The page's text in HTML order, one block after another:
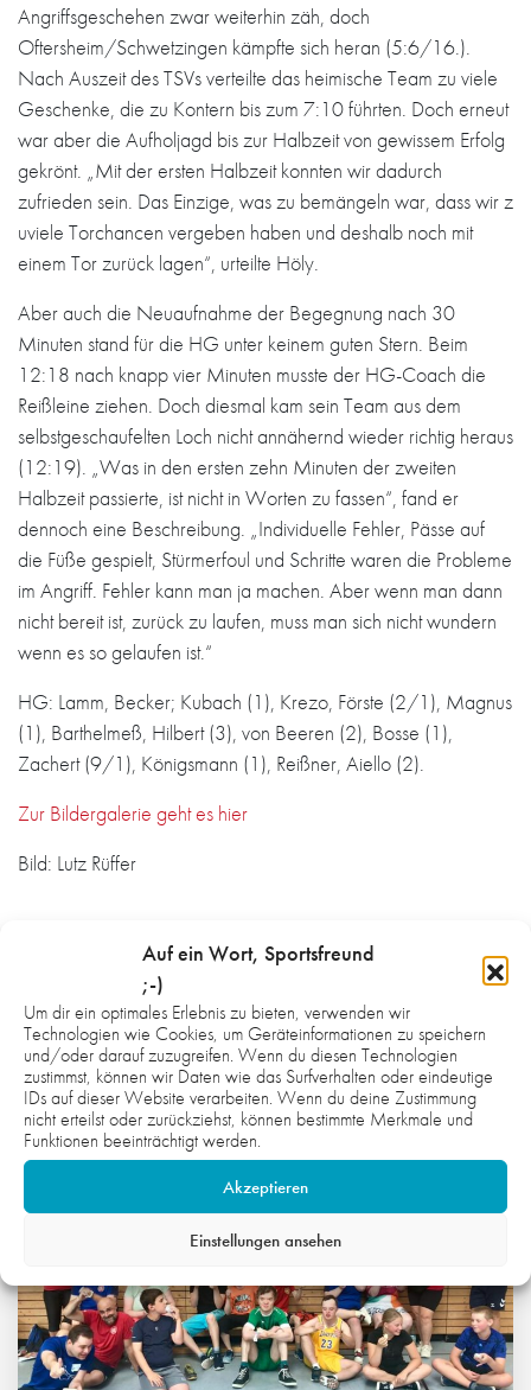
Auf ein Wort, Sportsfreund
;-)
Um dir ein optimales Erlebnis zu bieten, verwenden wir
Technologien wie Cookies, um Geräteinformationen zu speichern
und/oder darauf zuzugreifen. Wenn du diesen Technologien
zustimmst, können wir Daten wie das Surfverhalten oder eindeutige
IDs auf dieser Website verarbeiten. Wenn du deine Zustimmung
nicht erteilst oder zurückziehst, können bestimmte Merkmale und
Funktionen beeinträchtigt werden.
Akzeptieren
Einstellungen ansehen
Angriffsgeschehen zwar weiterhin zäh, doch
Oftersheim/Schwetzingen kämpfte sich heran (5:6/16.).
Nach Auszeit des TSVs verteilte das heimische Team zu viele
Geschenke, die zu Kontern bis zum 7:10 führten. Doch erneut
war aber die Aufholjagd bis zur Halbzeit von gewissem Erfolg
gekrönt. „Mit der ersten Halbzeit konnten wir dadurch
zufrieden sein. Das Einzige, was zu bemängeln war, dass wir z
uviele Torchancen vergeben haben und deshalb noch mit
einem Tor zurück lagen“, urteilte Höly.
Aber auch die Neuaufnahme der Begegnung nach 30
Minuten stand für die HG unter keinem guten Stern. Beim
12:18 nach knapp vier Minuten musste der HG-Coach die
Reißleine ziehen. Doch diesmal kam sein Team aus dem
selbstgeschaufelten Loch nicht annähernd wieder richtig heraus
(12:19). „Was in den ersten zehn Minuten der zweiten
Halbzeit passierte, ist nicht in Worten zu fassen“, fand er
dennoch eine Beschreibung. „Individuelle Fehler, Pässe auf
die Füße gespielt, Stürmerfoul und Schritte waren die Probleme
im Angriff. Fehler kann man ja machen. Aber wenn man dann
nicht bereit ist, zurück zu laufen, muss man sich nicht wundern
wenn es so gelaufen ist.“
HG: Lamm, Becker; Kubach (1), Krezo, Förste (2/1), Magnus
(1), Barthelmeß, Hilbert (3), von Beeren (2), Bosse (1),
Zachert (9/1), Königsmann (1), Reißner, Aiello (2).
Zur Bildergalerie geht es hier
Bild: Lutz Rüffer
WAS DICH NOCH INTERESSIEREN
KÖNNTE: